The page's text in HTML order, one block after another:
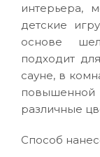
интерьера,
детские
основе
подходит
сауне, в
различные
Способ